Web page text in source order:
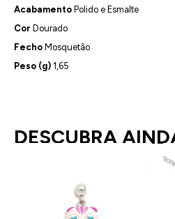
Acabamento Polido e Esmalte
Cor Dourado
Fecho Mosquetão
Peso (g) 1,65
DESCUBRA